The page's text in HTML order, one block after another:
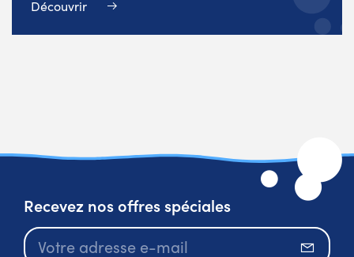
Découvrir
Recevez nos offres spéciales